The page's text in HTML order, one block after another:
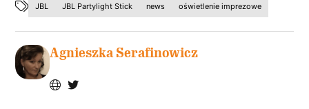
JBL JBL Partylight Stick news oświetlenie imprezowe
Agnieszka Serafinowicz